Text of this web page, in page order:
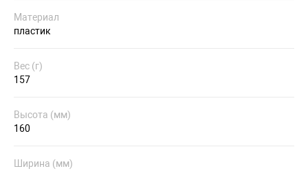
Материал
пластик
Вес (г)
157
Высота (мм)
160
Ширина (мм)